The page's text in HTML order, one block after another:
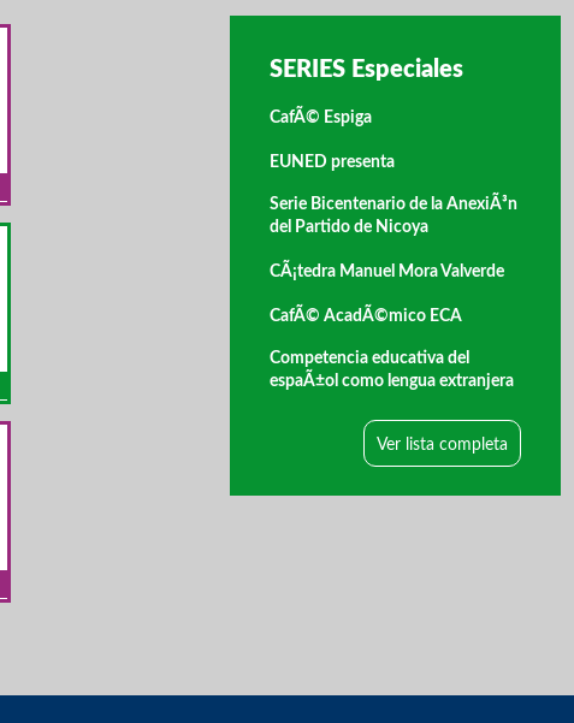
SERIES Especiales
CafÃ© Espiga
EUNED presenta
Serie Bicentenario de la AnexiÃ³n
del Partido de Nicoya
CÃ¡tedra Manuel Mora Valverde
CafÃ© AcadÃ©mico ECA
Competencia educativa del
espaÃ±ol como lengua extranjera
Ver lista completa